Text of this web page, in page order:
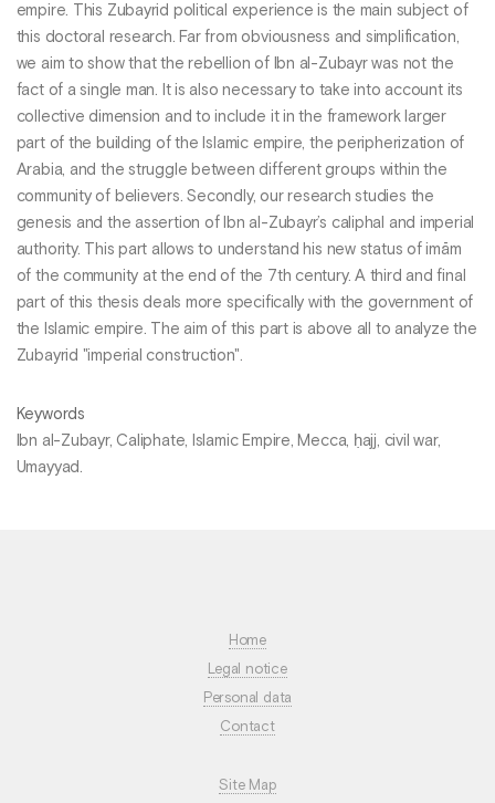
empire. This Zubayrid political experience is the main subject of
this doctoral research. Far from obviousness and simplification,
we aim to show that the rebellion of Ibn al-Zubayr was not the
fact of a single man. It is also necessary to take into account its
collective dimension and to include it in the framework larger
part of the building of the Islamic empire, the peripherization of
Arabia, and the struggle between different groups within the
community of believers. Secondly, our research studies the
genesis and the assertion of Ibn al-Zubayr’s caliphal and imperial
authority. This part allows to understand his new status of imām
of the community at the end of the 7th century. A third and final
part of this thesis deals more specifically with the government of
the Islamic empire. The aim of this part is above all to analyze the
Zubayrid "imperial construction".
Keywords
Ibn al-Zubayr, Caliphate, Islamic Empire, Mecca, ḥajj, civil war,
Umayyad.
Home
Legal notice
Personal data
Contact
Site Map